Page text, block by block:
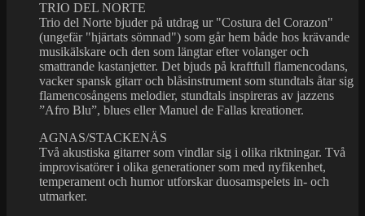
TRIO DEL NORTE
Trio del Norte bjuder på utdrag ur "Costura del Corazon"
(ungefär "hjärtats sömnad") som går hem både hos krävande
musikälskare och den som längtar efter volanger och
smattrande kastanjetter. Det bjuds på kraftfull flamencodans,
vacker spansk gitarr och blåsinstrument som stundtals åtar sig
flamencosångens melodier, stundtals inspireras av jazzens
”Afro Blu”, blues eller Manuel de Fallas kreationer.
AGNAS/STACKENÄS
Två akustiska gitarrer som vindlar sig i olika riktningar. Två
improvisatörer i olika generationer som med nyfikenhet,
temperament och humor utforskar duosamspelets in- och
utmarker.